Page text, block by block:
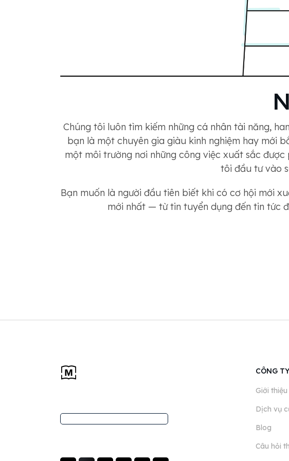
Chúng tôi luôn tìm kiếm những cá nhân tài năng,
bạn là một chuyên gia giàu kinh nghiệm hay mới
một môi trường nơi những công việc xuất sắc
tôi đầu tư vào
Bạn muốn là người đầu tiên biết khi có cơ hội mới
mới nhất — từ tin tuyển dụng đến tin tức
CÔNG TY
Giới
Dịch vụ
Blog
Câu hỏi